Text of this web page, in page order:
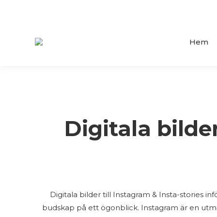
Hem
Digitala
Digitala bilder till Instagram & Insta-stories
budskap på ett ögonblick. Instagram är en